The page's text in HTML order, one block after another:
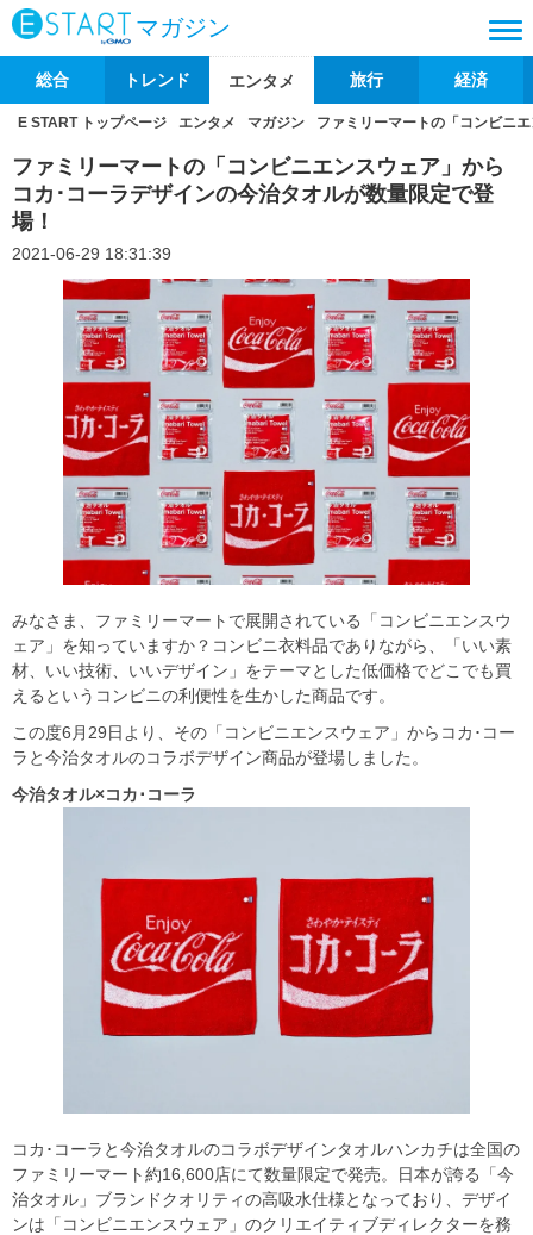
マガジン
総合 トレンド エンタメ 旅行 経済
E START トップページ エンタメ マガジン ファミリーマートの「コンビニ
ファミリーマートの「コンビニエンスウェア」から
コカ･コーラデザインの今治タオルが数量限定で登
場！
2021-06-29 18:31:39
みなさま、ファミリーマートで展開されている「コンビニエンスウ
ェア」を知っていますか？コンビニ衣料品でありながら、「いい素
材、いい技術、いいデザイン」をテーマとした低価格でどこでも買
えるというコンビニの利便性を生かした商品です。
この度6月29日より、その「コンビニエンスウェア」からコカ･コー
ラと今治タオルのコラボデザイン商品が登場しました。
今治タオル×コカ･コーラ
コカ･コーラと今治タオルのコラボデザインタオルハンカチは全国の
ファミリーマート約16,600店にて数量限定で発売。日本が誇る「今
治タオル」ブランドクオリティの高吸水仕様となっており、デザイ
ンは「コンビニエンスウェア」のクリエイティブディレクターを務